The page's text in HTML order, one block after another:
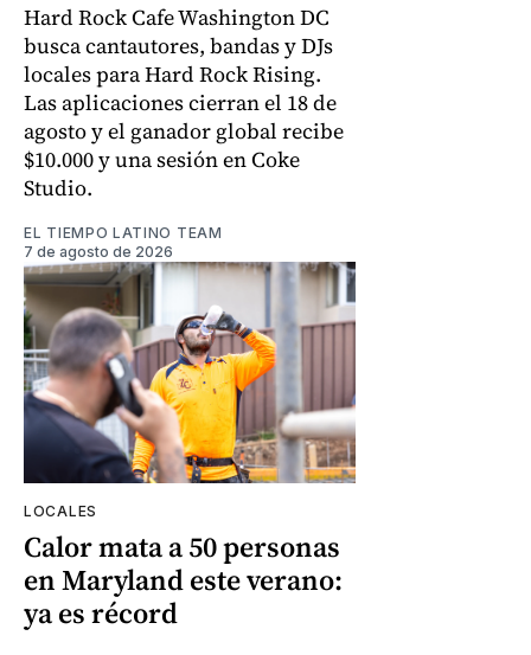
Hard Rock Cafe Washington DC
busca cantautores, bandas y DJs
locales para Hard Rock Rising.
Las aplicaciones cierran el 18 de
agosto y el ganador global recibe
$10.000 y una sesión en Coke
Studio.
EL TIEMPO LATINO TEAM
7 de agosto de 2026
LOCALES
Calor mata a 50 personas
en Maryland este verano:
ya es récord